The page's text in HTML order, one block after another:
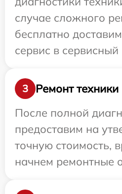
случае сложного
бесплатно
сервис в
3
Ремонт техники
После полной
предоставим на
точную стоимость,
начнем ремонтные